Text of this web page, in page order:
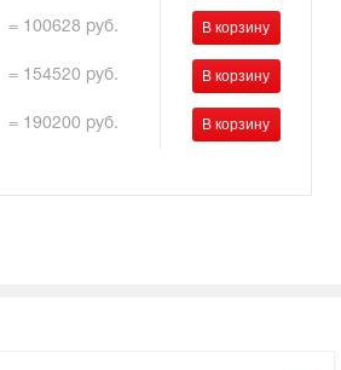
= 100628 руб.
= 154520 руб.
= 190200 руб.